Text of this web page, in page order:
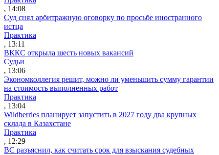
, 14:08
Суд снял арбитражную оговорку по просьбе иностранного
истца
Практика
, 13:11
ВККС открыла шесть новых вакансий
Судьи
, 13:06
Экономколлегия решит, можно ли уменьшить сумму гарантии
на стоимость выполненных работ
Практика
, 13:04
Wildberries планирует запустить в 2027 году два крупных
склада в Казахстане
Практика
, 12:29
ВС разъяснил, как считать срок для взыскания судебных